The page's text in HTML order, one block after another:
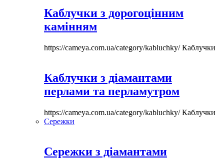
Каблучки з дорогоцінним
камінням
https://cameya.com.ua/category/kabluchky/Каблучки
Каблучки з діамантами
перлами та перламутром
https://cameya.com.ua/category/kabluchky/Каблучки
Сережки
Сережки з діамантами